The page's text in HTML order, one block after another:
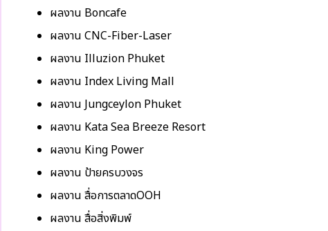
ผลงาน Boncafe
ผลงาน CNC-Fiber-Laser
ผลงาน Illuzion Phuket
ผลงาน Index Living Mall
ผลงาน Jungceylon Phuket
ผลงาน Kata Sea Breeze Resort
ผลงาน King Power
ผลงาน ป้ายครบวงจร
ผลงาน สื่อการตลาดOOH
ผลงาน สื่อสิ่งพิมพ์